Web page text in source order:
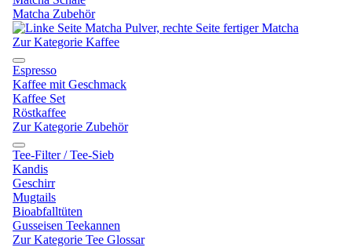
Matcha Zubehör
Zur Kategorie Kaffee
Espresso
Kaffee mit Geschmack
Kaffee Set
Röstkaffee
Zur Kategorie Zubehör
Tee-Filter / Tee-Sieb
Kandis
Geschirr
Mugtails
Bioabfalltüten
Gusseisen Teekannen
Zur Kategorie Tee Glossar